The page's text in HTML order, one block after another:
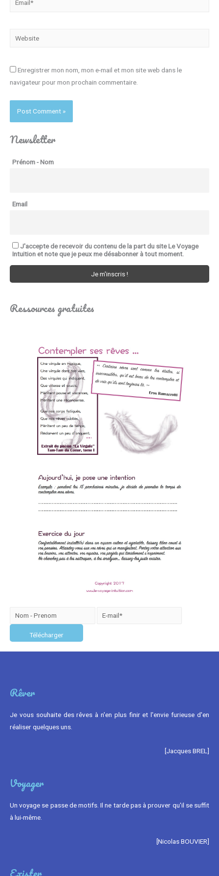
Website
Enregistrer mon nom, mon e-mail et mon site web dans le
navigateur pour mon prochain commentaire.
Newsletter
Prénom - Nom
Email
J'accepte de recevoir du contenu de la part du site Le Voyage
Intuition et note que je peux me désabonner à tout moment.
Ressources gratuites
Rêver
Je vous souhaite des rêves à n'en plus finir et l'envie furieuse d'en
réaliser quelques uns.
[Jacques BREL]
Voyager
Un voyage se passe de motifs. Il ne tarde pas à prouver qu'il se suffit
à lui-même.
[Nicolas BOUVIER]